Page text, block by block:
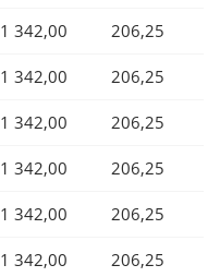
1 342,00 206,25
1 342,00 206,25
1 342,00 206,25
1 342,00 206,25
1 342,00 206,25
1 342,00 206,25